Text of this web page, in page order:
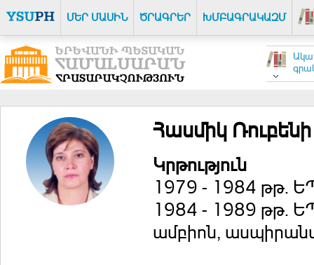
ՄԵՐ ՄԱՍԻՆ ԾՐԱԳՐԵՐ ԽՄԲԱԳՐԱԿԱԶՄ
Հասմիկ
Կրթություն
1979 - 1984 թթ.
1984 - 1989 թթ.
ամբիոն,